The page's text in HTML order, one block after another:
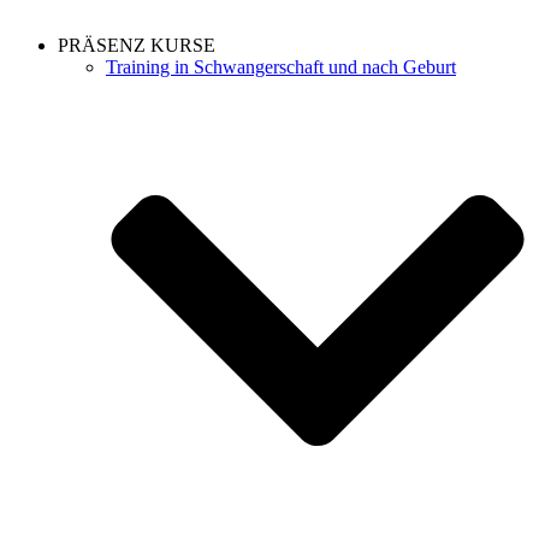
PRÄSENZ KURSE
Training in Schwangerschaft und nach Geburt